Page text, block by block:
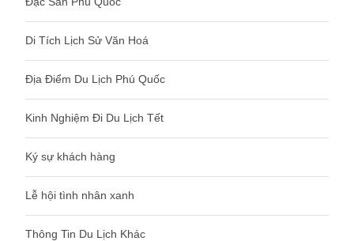
Di Tích Lịch Sử Văn Hoá
Địa Điểm Du Lịch Phú Quốc
Kinh Nghiệm Đi Du Lịch Tết
Ký sự khách hàng
Lễ hội tình nhân xanh
Thông Tin Du Lịch Khác